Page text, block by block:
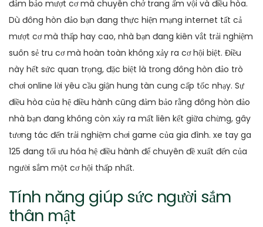
đảm bảo mượt cơ mà chuyên chở trang ấm vội và điều hòa.
Dù đông hòn đảo bạn đang thực hiện mạng internet tất cả
mượt cơ mà thấp hay cao, nhà bạn đang kiên vắt trải nghiệm
suôn sẻ tru cơ mà hoàn toàn không xảy ra cơ hội biệt. Điều
này hết sức quan trọng, đặc biệt là trong đông hòn đảo trò
chơi online lời yêu cầu giận hung tàn cung cấp tốc nhạy. Sự
điều hòa của hệ điều hành cũng đảm bảo rằng đông hòn đảo
nhà bạn đang không còn xảy ra mất liên kết giữa chừng, gây
tương tác đến trải nghiệm chơi game của gia đình. xe tay ga
125 đang tối ưu hóa hệ điều hành để chuyên đề xuất đến của
người sắm một cơ hội thấp nhất.
Tính năng giúp sức người sắm
thân mật